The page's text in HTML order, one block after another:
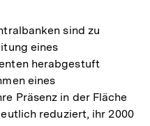
sind zu
eines
herabgestuft
eines
Präsenz in der Fläche
reduziert, ihr 2000